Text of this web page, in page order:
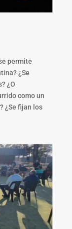
permite
¿Se
¿O
como un
¿Se fijan los